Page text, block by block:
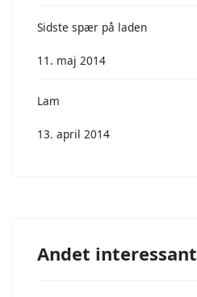
Sidste spær på laden
11. maj 2014
Lam
13. april 2014
Andet interessant